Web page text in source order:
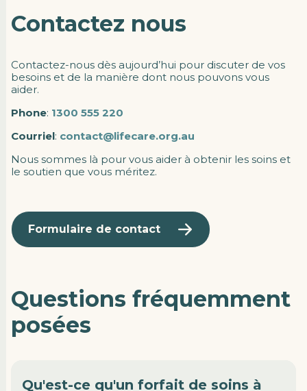
Contactez nous
Contactez-nous dès aujourd’hui pour discuter de vos
besoins et de la manière dont nous pouvons vous
aider.
Phone: 1300 555 220
Courriel: contact@lifecare.org.au
Nous sommes là pour vous aider à obtenir les soins et
le soutien que vous méritez.
Formulaire de contact
Questions fréquemment
posées
Qu'est-ce qu'un forfait de soins à